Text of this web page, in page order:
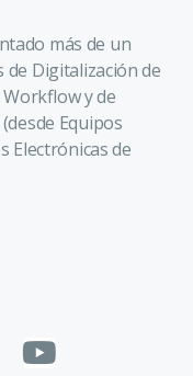
más de un
Digitalización de
y de
Equipos
Electrónicas de